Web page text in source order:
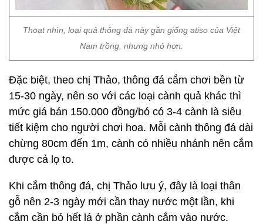
Thoạt nhìn, loại quả thông đá này gần giống atiso của Việt
Nam trồng, nhưng nhỏ hơn.
Đặc biệt, theo chị Thảo, thông đá cắm chơi bền từ
15-30 ngày, nên so với các loại cành quả khác thì
mức giá bán 150.000 đồng/bó có 3-4 cành là siêu
tiết kiệm cho người chơi hoa. Mỗi cành thông đá dài
chừng 80cm đến 1m, cành có nhiều nhánh nên cắm
được cả lọ to.
Khi cắm thông đá, chị Thảo lưu ý, đây là loại thân
gỗ nên 2-3 ngày mới cần thay nước một lần, khi
cắm cần bỏ hết lá ở phần cành cắm vào nước.